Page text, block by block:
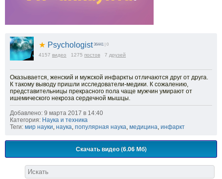
★ Psychologist 36441 | 0
4157 видео 1275 постов 7 друзей
Оказывается, женский и мужской инфаркты отличаются друг от друга.
К такому выводу пришли исследователи-медики. К сожалению,
представительницы прекрасного пола чаще мужчин умирают от
ишемического некроза сердечной мышцы.
Добавлено: 9 марта 2017 в 14:40
Категория: Наука и техника
Теги: мир науки, наука, популярная наука, медицина, инфаркт
Скачать видео (6.06 Мб)